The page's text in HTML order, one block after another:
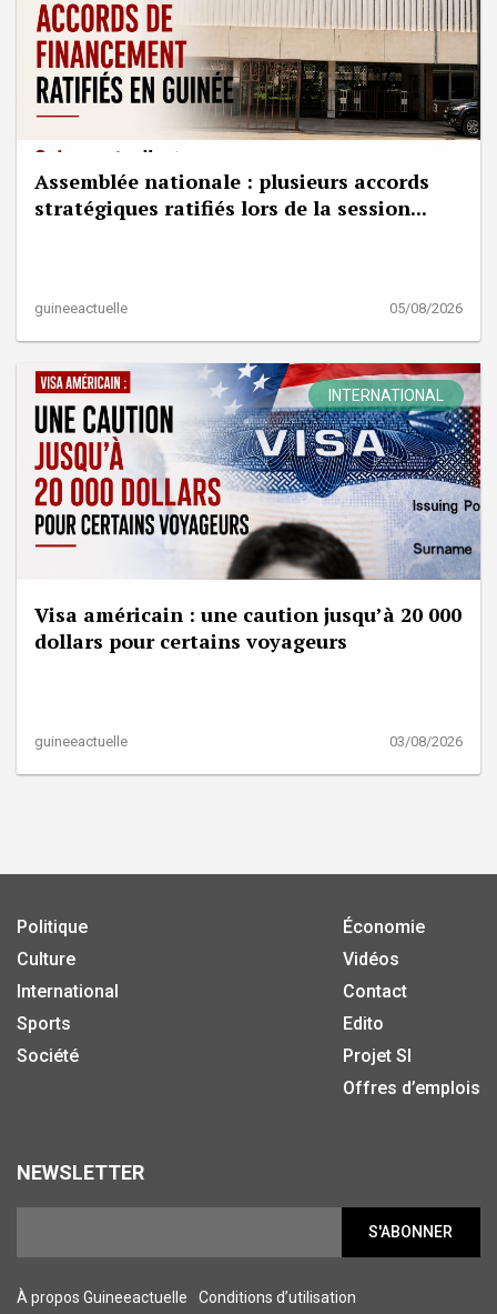
Assemblée nationale : plusieurs accords
stratégiques ratifiés lors de la session...
guineeactuelle 05/08/2026
INTERNATIONAL
Visa américain : une caution jusqu’à 20 000
dollars pour certains voyageurs
guineeactuelle 03/08/2026
Politique
Culture
International
Sports
Société
Économie
Vidéos
Contact
Edito
Projet SI
Offres d’emplois
NEWSLETTER
S'ABONNER
À propos Guineeactuelle Conditions d’utilisation